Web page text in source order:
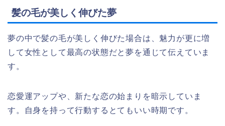
髪の毛が美しく伸びた夢
夢の中で髪の毛が美しく伸びた場合は、魅力が更に増
して女性として最高の状態だと夢を通じて伝えていま
す。
恋愛運アップや、新たな恋の始まりを暗示していま
す。自身を持って行動するとてもいい時期です。